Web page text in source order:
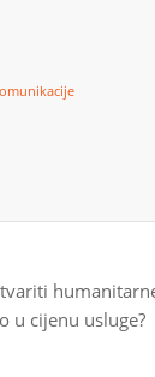
u cijenu usluge?